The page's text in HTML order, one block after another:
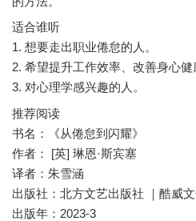
适合谁听
1. 想要走出职业倦怠的人。
2. 希望提升工作效率、改善身心健
推荐阅读
书名：《从倦怠到闪耀》
作者： [英] 琳恩·斯宾塞
译者：朱雪涵
出版社：北方文艺出版社 ｜酷威
出版年：2023-3